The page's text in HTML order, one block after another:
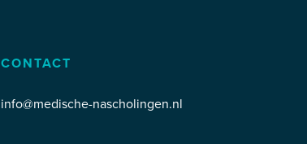
CONTACT
info@medische-nascholingen.nl